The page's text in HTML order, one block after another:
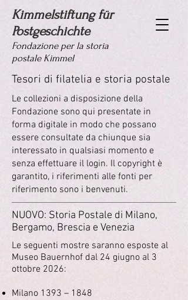
Kimmelstiftung für
Postgeschichte
Fondazione per la storia
postale Kimmel
Tesori di filatelia e storia postale
Le collezioni a disposizione della
Fondazione sono qui presentate in
forma digitale in modo che possano
essere consultate da chiunque sia
interessato in qualsiasi momento e
senza effettuare il login. Il copyright è
garantito, i riferimenti alle fonti per
riferimento sono i benvenuti.
NUOVO: Storia Postale di Milano,
Bergamo, Brescia e Venezia
Le seguenti mostre saranno esposte al
Museo Bauernhof dal 24 giugno al 3
ottobre 2026:
Milano 1393 – 1848